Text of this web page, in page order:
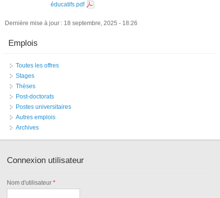
éducatifs.pdf
Dernière mise à jour : 18 septembre, 2025 - 18:26
Emplois
Toutes les offres
Stages
Thèses
Post-doctorats
Postes universitaires
Autres emplois
Archives
Connexion utilisateur
Nom d'utilisateur*